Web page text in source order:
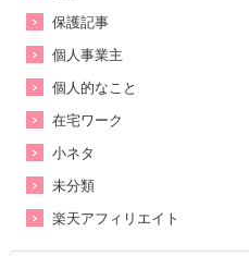
保護記事
個人事業主
個人的なこと
在宅ワーク
小ネタ
未分類
楽天アフィリエイト